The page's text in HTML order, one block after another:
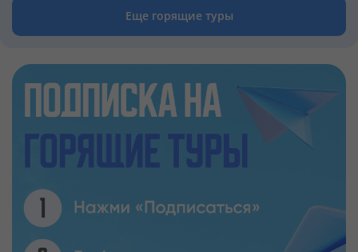
Еще горящие туры